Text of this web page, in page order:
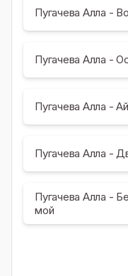
Пугачева Алла -
Пугачева Алла -
Пугачева Алла -
Пугачева Алла -
Пугачева Алла -
мой